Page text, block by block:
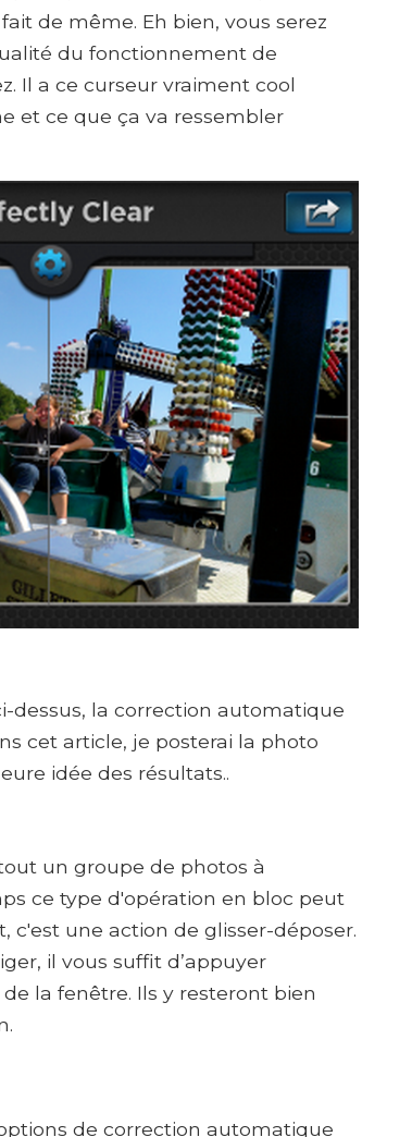
de même. Eh bien, vous serez
du fonctionnement de
Il a ce curseur vraiment cool
et ce que ça va ressembler
dessus, la correction automatique
cet article, je posterai la photo
idée des résultats..
un groupe de photos à
ce type d'opération en bloc peut
c'est une action de glisser-déposer.
il vous suffit d’appuyer
la fenêtre. Ils y resteront bien
de correction automatique